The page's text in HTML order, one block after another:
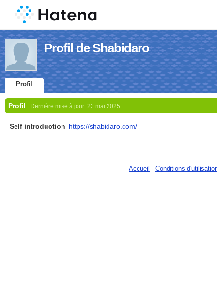
Profil de Shabidaro
Profil
Profil Dernière mise à jour: 23 mai 2025
Self introduction https://shabidaro.com/
Accueil - Conditions